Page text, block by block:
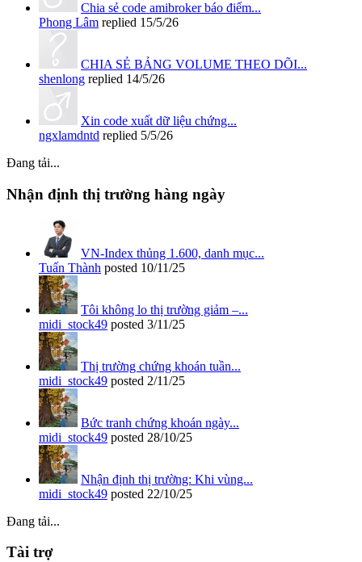
Chia sẻ code amibroker báo điểm...
Phong Lâm replied 15/5/26
CHIA SẺ BẢNG VOLUME THEO DÕI...
shenlong replied 14/5/26
Xin code xuất dữ liệu chứng...
ngxlamdntd replied 5/5/26
Đang tải...
Nhận định thị trường hàng ngày
VN-Index thủng 1.600, danh mục...
Tuấn Thành posted 10/11/25
Tôi không lo thị trường giảm –...
midi_stock49 posted 3/11/25
Thị trường chứng khoán tuần...
midi_stock49 posted 2/11/25
Bức tranh chứng khoán ngày...
midi_stock49 posted 28/10/25
Nhận định thị trường: Khi vùng...
midi_stock49 posted 22/10/25
Đang tải...
Tài trợ